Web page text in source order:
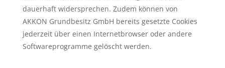
dauerhaft widersprechen. Zudem können von
AKKON Grundbesitz GmbH bereits gesetzte Cookies
jederzeit über einen Internetbrowser oder andere
Softwareprogramme gelöscht werden.